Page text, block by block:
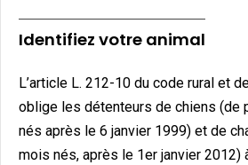
Identifiez votre animal
L’article L. 212-10 du code rural et
oblige les détenteurs de chiens (de
nés après le 6 janvier 1999) et de
mois nés, après le 1er janvier 2012)